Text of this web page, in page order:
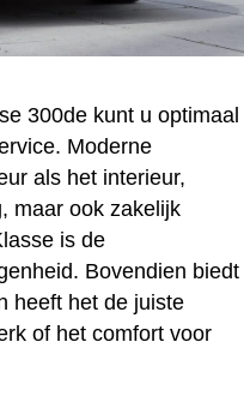
300de kunt u optimaal
Moderne
als het interieur,
maar ook zakelijk
is de
Bovendien biedt
heeft het de juiste
of het comfort voor